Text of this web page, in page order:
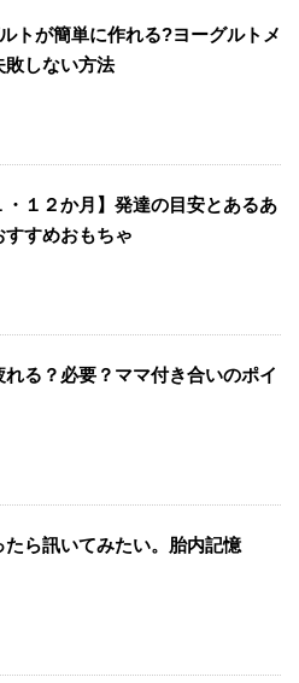
トが簡単に作れる?ヨーグルトメ
敗しない方法
・１２か月】発達の目安とあるあ
すすめおもちゃ
れる？必要？ママ付き合いのポイ
たら訊いてみたい。胎内記憶